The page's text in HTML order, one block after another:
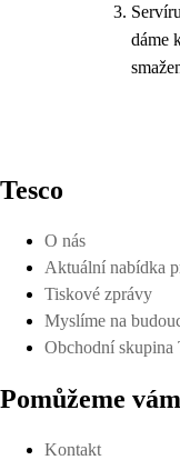
dáme
Tesco
O nás
Aktuální nabídka
Tiskové zprávy
Myslíme na
Obchodní skupina
Pomůžeme vám
Kontakt